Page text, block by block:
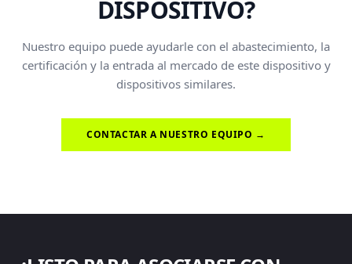
DISPOSITIVO?
Nuestro equipo puede ayudarle con el abastecimiento, la
certificación y la entrada al mercado de este dispositivo y
dispositivos similares.
CONTACTAR A NUESTRO EQUIPO →